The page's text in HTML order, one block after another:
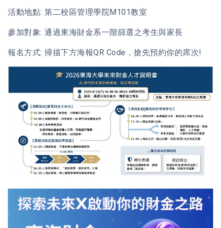
活動地點: 第二校區管理學院M101教室
參加對象: 通過東海財金系一階篩選之考生與家長
報名方式: 掃描下方海報QR Code，搶先預約你的席次!